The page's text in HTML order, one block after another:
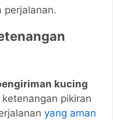
perjalanan.
kucing
pikiran
yang aman